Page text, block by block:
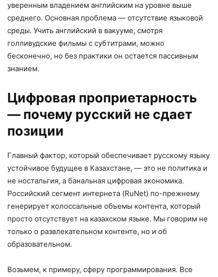
уверенным владением английским на уровне выше
среднего. Основная проблема — отсутствие языковой
среды. Учить английский в вакууме, смотря
голливудские фильмы с субтитрами, можно
бесконечно, но без практики он остается пассивным
знанием.
Цифровая проприетарность
— почему русский не сдает
позиции
Главный фактор, который обеспечивает русскому языку
устойчивое будущее в Казахстане, — это не политика и
не ностальгия, а банальная цифровая экономика.
Российский сегмент интернета (RuNet) по-прежнему
генерирует колоссальные объемы контента, который
просто отсутствует на казахском языке. Мы говорим не
только о развлекательном контенте, но и об
образовательном.
Возьмем, к примеру, сферу программирования. Все